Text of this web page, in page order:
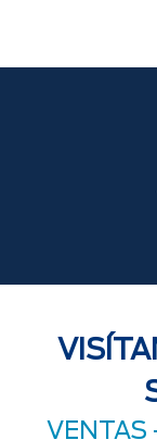
VENTAS